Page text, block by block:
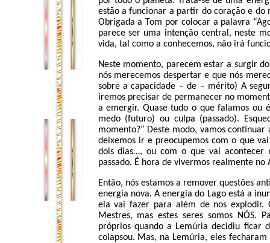
estão a funcionar a partir do coração e do
Obrigada a Tom por colocar a palavra
parece ser uma intenção central, neste
vida, tal como a conhecemos, não irá
Neste momento, parecem estar a surgir
nós merecemos despertar e que nós
sobre a capacidade – de – mérito) A
iremos precisar de permanecer no
a emergir. Quase tudo o que falamos ou
medo (futuro) ou culpa (passado).
momento?” Deste modo, vamos
deixemos ir e preocupemos com o que
dois dias…, ou com o que vai acontecer
passado. É hora de vivermos realmente no
Então, nós estamos a remover questões
energia nova. A energia do Lago está a
ela vai fazer para além de nos explodir.
Mestres, mas estes seres somos NÓS.
próprios quando a Lemúria decidiu ficar
colapsou. Mas, na Lemúria, eles